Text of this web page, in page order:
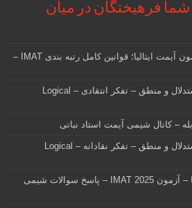
فرهیختگان در میان
نحوه رتبه بندی داوطلبان در آزمون آیمت ایتالیا؛ قوانین کامل رتبه بندی IMAT –
نمونه سوالات آیمت ایتالیا – استدلال و منطق – تفکر انتقادی – Logical
بله – کانال شیمی آیمت استاد نباتی
نمونه سوالات آیمت ایتالیا – استدلال و منطق – تفکر نقادانه – Logical
پاسخ سوالات آیمت ۲۰۲۵ ایتالیا – آزمون IMAT 2025 – پاسخ سوالات شیمی